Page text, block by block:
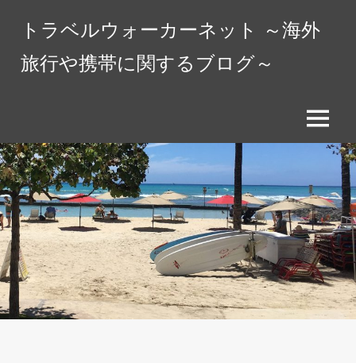
ス
キ
ッ
プ
トラベルウォーカーネット ～海外
旅行や携帯に関するブログ～
メ
ー